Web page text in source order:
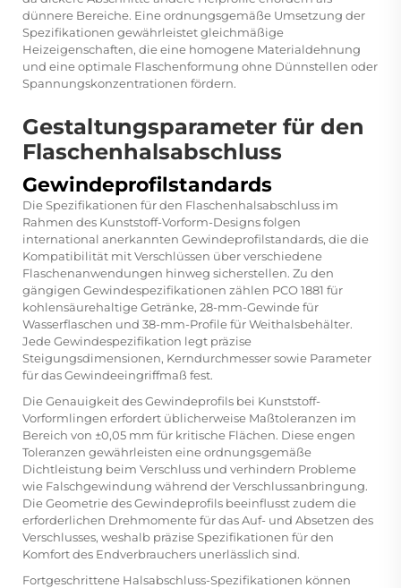
dünnere Bereiche. Eine ordnungsgemäße Umsetzung der
Spezifikationen gewährleistet gleichmäßige
Heizeigenschaften, die eine homogene Materialdehnung
und eine optimale Flaschenformung ohne Dünnstellen oder
Spannungskonzentrationen fördern.
Gestaltungsparameter für den
Flaschenhalsabschluss
Gewindeprofilstandards
Die Spezifikationen für den Flaschenhalsabschluss im
Rahmen des Kunststoff-Vorform-Designs folgen
international anerkannten Gewindeprofilstandards, die die
Kompatibilität mit Verschlüssen über verschiedene
Flaschenanwendungen hinweg sicherstellen. Zu den
gängigen Gewindespezifikationen zählen PCO 1881 für
kohlensäurehaltige Getränke, 28-mm-Gewinde für
Wasserflaschen und 38-mm-Profile für Weithalsbehälter.
Jede Gewindespezifikation legt präzise
Steigungsdimensionen, Kerndurchmesser sowie Parameter
für das Gewindeeingriffmaß fest.
Die Genauigkeit des Gewindeprofils bei Kunststoff-
Vorformlingen erfordert üblicherweise Maßtoleranzen im
Bereich von ±0,05 mm für kritische Flächen. Diese engen
Toleranzen gewährleisten eine ordnungsgemäße
Dichtleistung beim Verschluss und verhindern Probleme
wie Falschgewindung während der Verschlussanbringung.
Die Geometrie des Gewindeprofils beeinflusst zudem die
erforderlichen Drehmomente für das Auf- und Absetzen des
Verschlusses, weshalb präzise Spezifikationen für den
Komfort des Endverbrauchers unerlässlich sind.
Fortgeschrittene Halsabschluss-Spezifikationen können